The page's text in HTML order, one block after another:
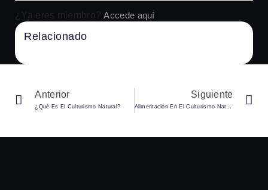
¿Ya eres miembro?Accede aquí
Relacionado
Anterior
¿Qué Es El Culturismo Natural?
Siguiente
Alimentación En El Culturismo Natural